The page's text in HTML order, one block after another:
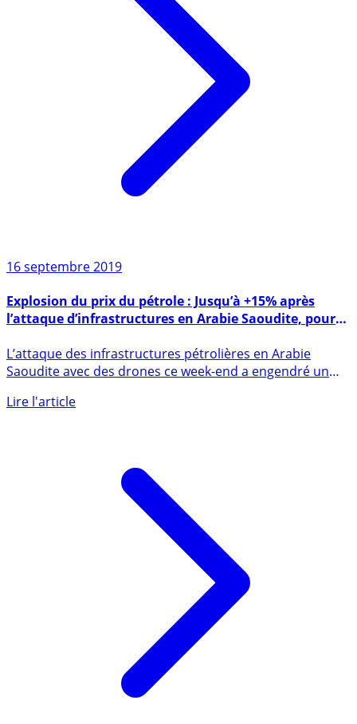
16 septembre 2019
l’attaque d’infrastructures en Arabie Saoudite, pour
quelles suites ?
L’attaque des infrastructures pétrolières en Arabie
Saoudite avec des drones ce week-end a engendré un